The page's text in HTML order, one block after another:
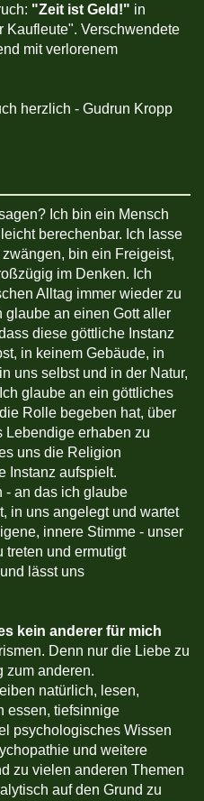
"Zeit ist Geld!" in
Kaufleute". Verschwendete
mit verlorenem
herzlich - Gudrun Kropp
Ich bin ein Mensch
berechenbar. Ich lasse
bin ein Freigeist,
im Denken. Ich
Alltag immer wieder zu
glaube an einen Gott aller
diese göttliche Instanz
in keinem Gebäude, in
uns selbst und in der Natur,
glaube an ein göttliches
Rolle begeben hat, über
Lebendige erhaben zu
uns die Religion
Instanz aufspielt.
- an das ich glaube
in uns angelegt und wartet
innere Stimme - unser
treten und ermutigt
lässt uns
kein anderer für mich
Denn nur die Liebe zu
zum anderen.
natürlich, lesen,
essen, tiefsinnige
psychologisches Wissen
und weitere
zu vielen anderen Themen
auf den Grund zu